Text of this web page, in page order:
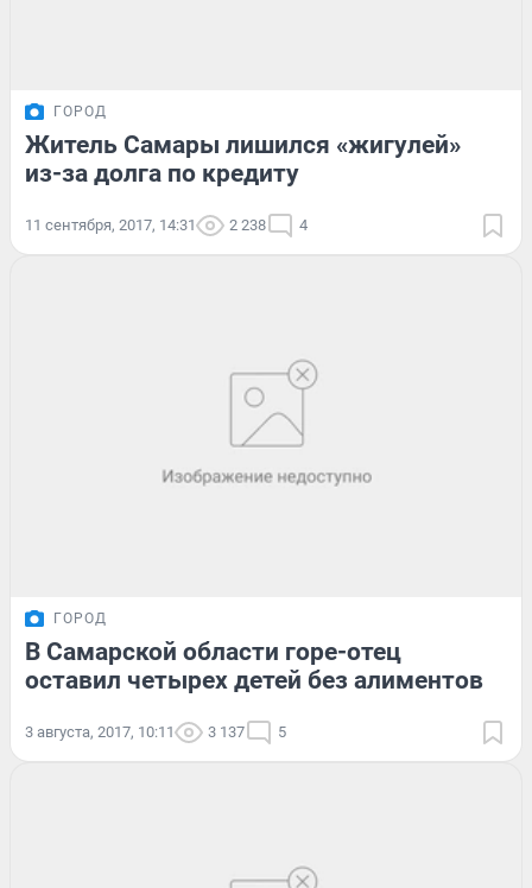
ГОРОД
Житель Самары лишился «жигулей»
из-за долга по кредиту
11 сентября, 2017, 14:31 2 238 4
ГОРОД
В Самарской области горе-отец
оставил четырех детей без алиментов
3 августа, 2017, 10:11 3 137 5